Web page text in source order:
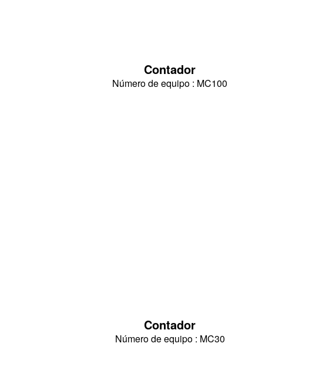
Contador
Número de equipo : MC100
Contador
Número de equipo : MC30